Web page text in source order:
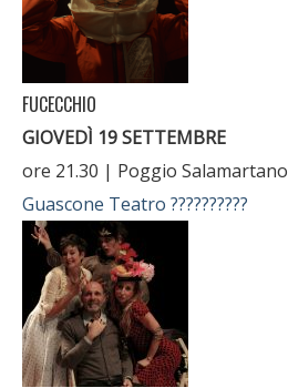
FUCECCHIO
GIOVEDÌ 19 SETTEMBRE
ore 21.30 | Poggio Salamartano
Guascone Teatro ??????????